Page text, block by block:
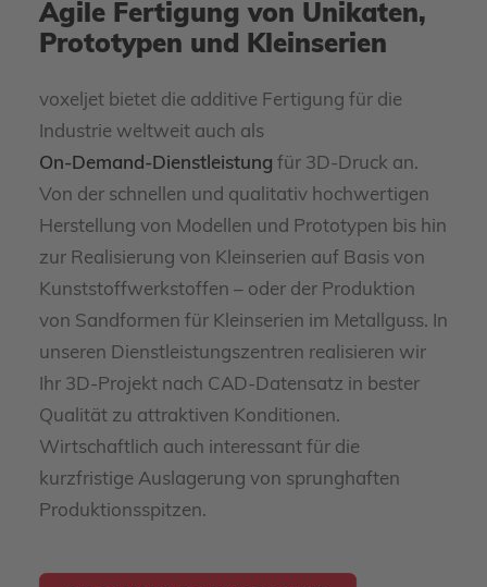
Agile Fertigung von Unikaten,
Prototypen und Kleinserien
voxeljet bietet die additive Fertigung für die
Industrie weltweit auch als
On-Demand-Dienstleistung für 3D-Druck an.
Von der schnellen und qualitativ hochwertigen
Herstellung von Modellen und Prototypen bis hin
zur Realisierung von Kleinserien auf Basis von
Kunststoffwerkstoffen – oder der Produktion
von Sandformen für Kleinserien im Metallguss. In
unseren Dienstleistungszentren realisieren wir
Ihr 3D-Projekt nach CAD-Datensatz in bester
Qualität zu attraktiven Konditionen.
Wirtschaftlich auch interessant für die
kurzfristige Auslagerung von sprunghaften
Produktionsspitzen.